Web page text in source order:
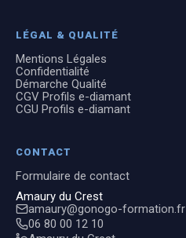
LÉGAL & QUALITÉ
Mentions Légales
Confidentialité
Démarche Qualité
CGV Profils e-diamant
CGU Profils e-diamant
CONTACT
Formulaire de contact
Amaury du Crest
amaury@gonogo-formation.fr
06 80 00 12 10